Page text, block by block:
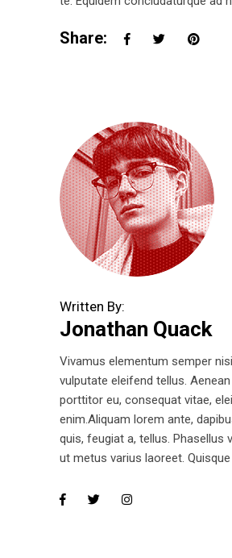
Share:
Written By:
Jonathan Quack
Vivamus elementum semper
vulputate eleifend tellus. Aenean
porttitor eu, consequat vitae,
enim.Aliquam lorem ante,
quis, feugiat a, tellus. Phasellus
ut metus varius laoreet.